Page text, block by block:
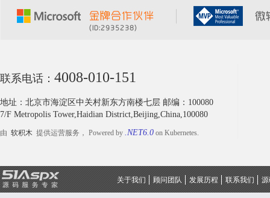
联系电话： 4008-010-151
地址：北京市海淀区中关村新东方南楼七层 邮编：100080
7/F Metropolis Tower,Haidian District,Beijing,China,100080
由 软积木 提供运营服务， Powered by .NET6.0 on Kubernetes.
关于我们 顾问团队 发展历程 联系我们